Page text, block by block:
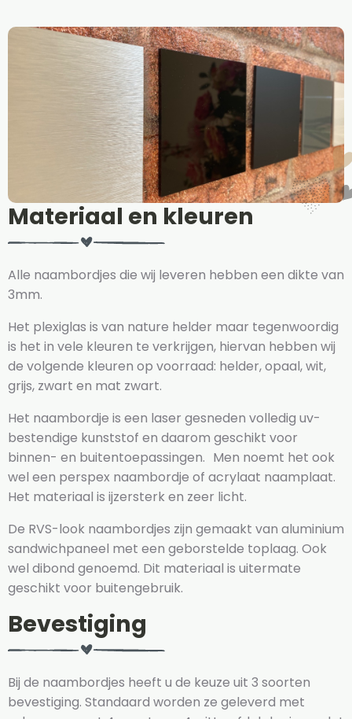
Materiaal en kleuren
Alle naambordjes die wij leveren hebben een dikte van
3mm.
Het plexiglas is van nature helder maar tegenwoordig
is het in vele kleuren te verkrijgen, hiervan hebben wij
de volgende kleuren op voorraad: helder, opaal, wit,
grijs, zwart en mat zwart.
Het naambordje is een laser gesneden volledig uv-
bestendige kunststof en daarom geschikt voor
binnen- en buitentoepassingen. Men noemt het ook
wel een perspex naambordje of acrylaat naamplaat.
Het materiaal is ijzersterk en zeer licht.
De RVS-look naambordjes zijn gemaakt van aluminium
sandwichpaneel met een geborstelde toplaag. Ook
wel dibond genoemd. Dit materiaal is uitermate
geschikt voor buitengebruik.
Bevestiging
Bij de naambordjes heeft u de keuze uit 3 soorten
bevestiging. Standaard worden ze geleverd met